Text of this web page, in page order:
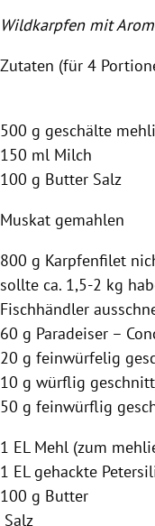
Wildkarpfen mit
Zutaten (für 4
500 g geschälte
150 ml Milch
100 g Butter Salz
Muskat gemahlen
800 g Karpfenfilet
sollte ca. 1,5-2 kg
Fischhändler
60 g Paradeiser –
20 g feinwürfelig
10 g würflig
50 g feinwürflig
1 EL Mehl (zum
1 EL gehackte
100 g Butter
Salz